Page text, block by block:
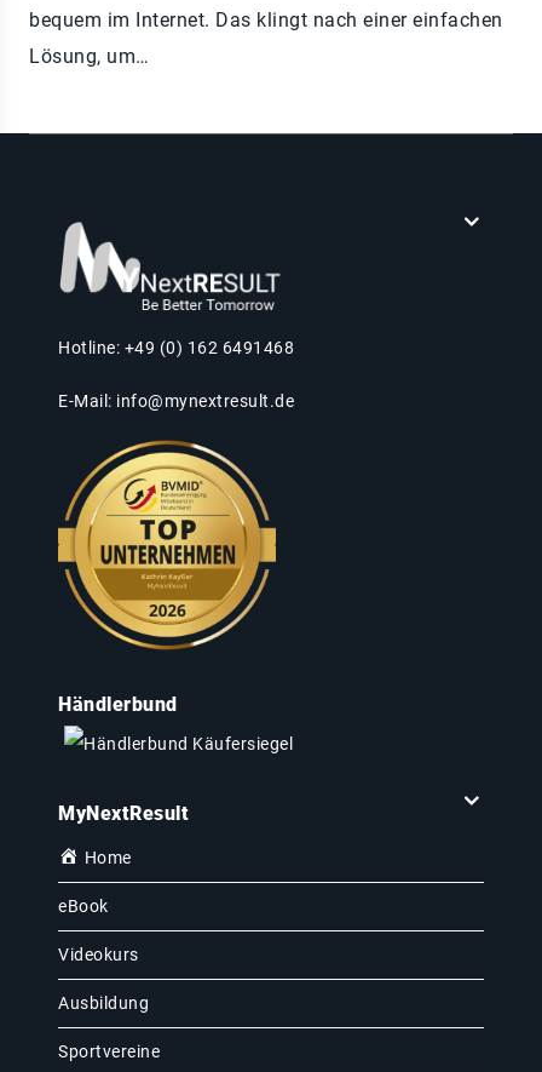
bequem im Internet. Das klingt nach einer einfachen
Lösung, um…
Hotline: +49 (0) 162 6491468
E-Mail: info@mynextresult.de
Händlerbund
MyNextResult
Home
eBook
Videokurs
Ausbildung
Sportvereine